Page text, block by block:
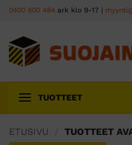
Skip
content
0400 600 484 ark klo 9-17 |
TUOTTEET
ETUSIVU
TUOTTEET